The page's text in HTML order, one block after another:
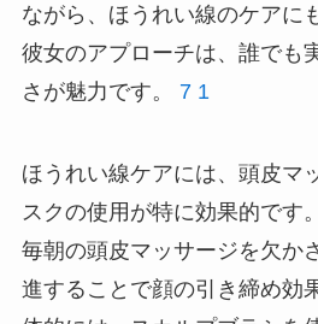
ながら、ほうれい線のケアに
彼女のアプローチは、誰でも
さが魅力です。 7 1
ほうれい線ケアには、頭皮マ
スクの使用が特に効果的です
毎朝の頭皮マッサージを欠か
進することで顔の引き締め効